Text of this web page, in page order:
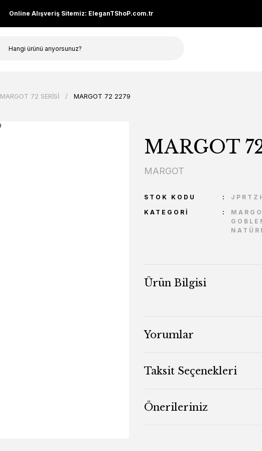
Online Alışveriş Sitemiz: EleganTShoP.com.tr
MARGOT 72 SERİSİ MARGOT 72 2279
MARGOT
MARGOT
STOK KODU
KATEGORI
Ürün Bilgisi
Yorumlar
Taksit Seçenekleri
Önerileriniz